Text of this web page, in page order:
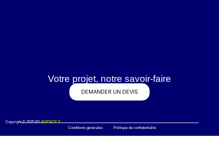
Votre projet, notre savoir-faire
DEMANDER UN DEVIS
Copyright © 2025 BYAGENCE F
Conditions générales Politique de confidentialité